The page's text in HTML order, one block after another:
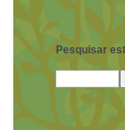
Pesquisar